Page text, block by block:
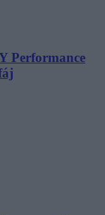
Performance